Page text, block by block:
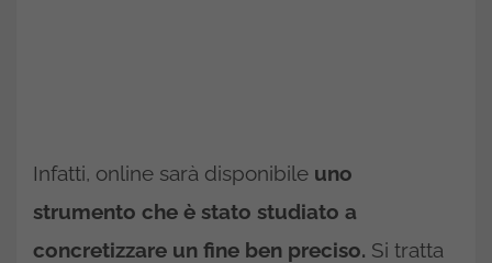
Infatti, online sarà disponibile uno
strumento che è stato studiato a
concretizzare un fine ben preciso. Si tratta